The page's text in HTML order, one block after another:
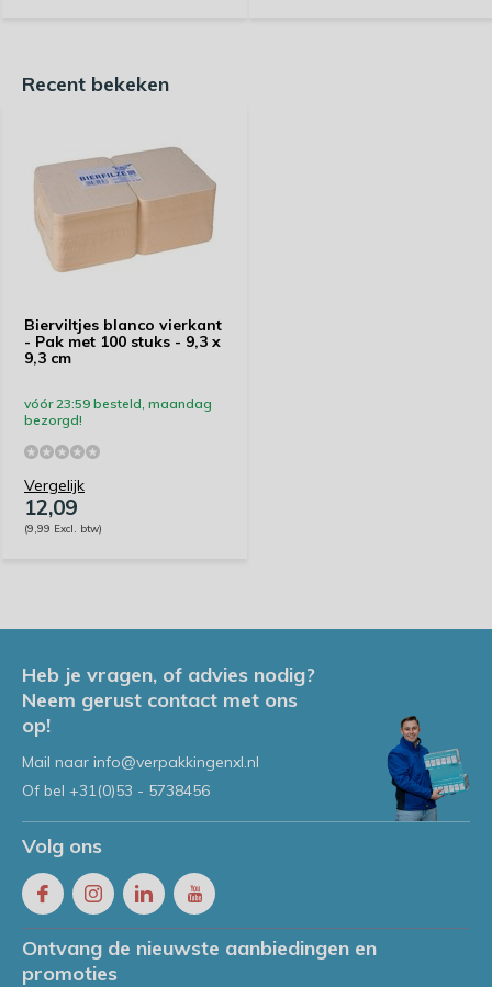
Recent bekeken
Bierviltjes blanco vierkant
- Pak met 100 stuks - 9,3 x
9,3 cm
vóór 23:59 besteld, maandag
bezorgd!
Vergelijk
12,09
(9,99 Excl. btw)
Heb je vragen, of advies nodig?
Neem gerust contact met ons
op!
Mail naar info@verpakkingenxl.nl
Of bel +31(0)53 - 5738456
Volg ons
Ontvang de nieuwste aanbiedingen en
promoties